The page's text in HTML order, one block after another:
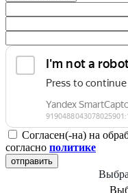
Согласен(-на) на
согласно политике
отправить